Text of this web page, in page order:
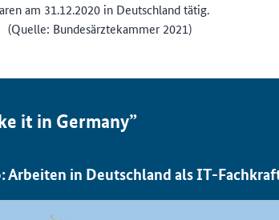
am 31.12.2020 in Deutschland tätig.
(Quelle: Bundesärztekammer 2021)
it in Germany”
Arbeiten in Deutschland als IT-